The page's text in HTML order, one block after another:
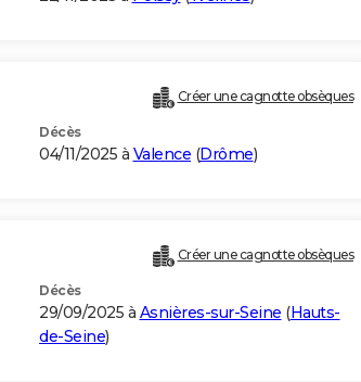
Créer une cagnotte obsèques
Décès
04/11/2025 à Valence (Drôme)
Créer une cagnotte obsèques
Décès
29/09/2025 à Asnières-sur-Seine (Hauts-
de-Seine)